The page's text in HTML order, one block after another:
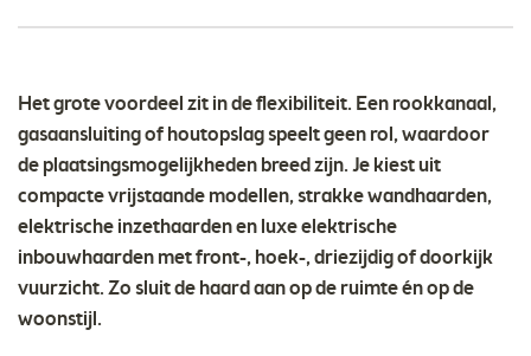
Het grote voordeel zit in de flexibiliteit. Een rookkanaal,
gasaansluiting of houtopslag speelt geen rol, waardoor
de plaatsingsmogelijkheden breed zijn. Je kiest uit
compacte vrijstaande modellen, strakke wandhaarden,
elektrische inzethaarden en luxe elektrische
inbouwhaarden met front-, hoek-, driezijdig of doorkijk
vuurzicht. Zo sluit de haard aan op de ruimte én op de
woonstijl.